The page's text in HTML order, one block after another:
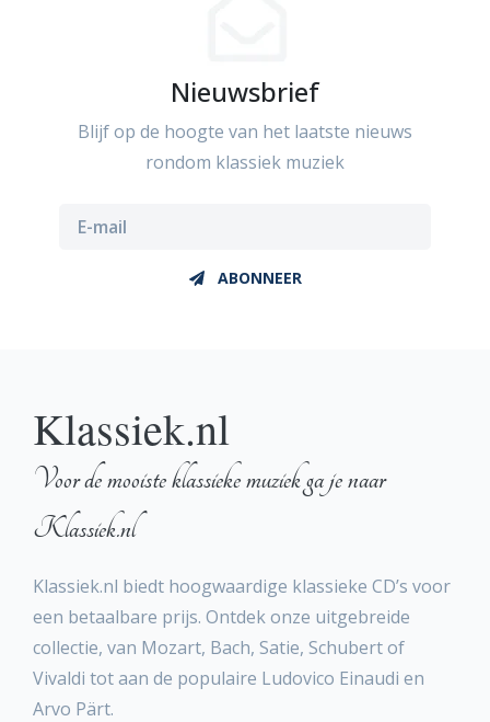
Nieuwsbrief
Blijf op de hoogte van het laatste nieuws
rondom klassiek muziek
ABONNEER
Klassiek.nl
Voor de mooiste klassieke muziek ga je naar
Klassiek.nl
Klassiek.nl biedt hoogwaardige klassieke CD’s voor
een betaalbare prijs. Ontdek onze uitgebreide
collectie, van Mozart, Bach, Satie, Schubert of
Vivaldi tot aan de populaire Ludovico Einaudi en
Arvo Pärt.